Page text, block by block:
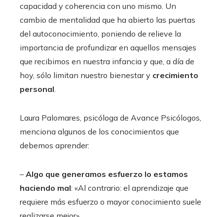
capacidad y coherencia con uno mismo. Un
cambio de mentalidad que ha abierto las puertas
del autoconocimiento, poniendo de relieve la
importancia de profundizar en aquellos mensajes
que recibimos en nuestra infancia y que, a día de
hoy, sólo limitan nuestro bienestar y crecimiento
personal
Laura Palomares, psicóloga de Avance Psicólogos,
menciona algunos de los conocimientos que
debemos aprender:
– Algo que generamos esfuerzo lo estamos
haciendo mal: «Al contrario: el aprendizaje que
requiere más esfuerzo o mayor conocimiento suele